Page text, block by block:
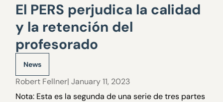
El PERS perjudica la calidad
y la retención del
profesorado
News
Robert Fellner| January 11, 2023
Nota: Esta es la segunda de una serie de tres partes